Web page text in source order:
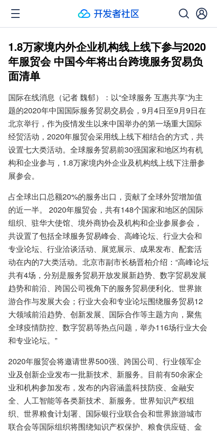
1.8万家境内外企业机构线上线下参与2020
年服贸会 中国今年将出台跨境服务贸易负
面清单
国际在线消息（记者 魏郁）：以“全球服务 互惠共享”为主
题的2020年中国国际服务贸易交易会，9月4日至9月9日在
北京举行，作为疫情发生以来中国举办的第一场重大国际
经贸活动，2020年服贸会采用线上线下相结合的方式，共
设置七大类活动。全球服务贸易前30强国家和地区均有机
构和企业参与，1.8万家境内外企业及机构线上线下注册参
展参会。
占全球出口总额20%的服务出口，贡献了全球外贸增加值
的近一半。 2020年服贸会，共有148个国家和地区的国际
组织、驻华大使馆、境外商协会及机构和企业参展参会，
共设置了包括全球服务贸易峰会、高峰论坛、行业大会和
专业论坛、行业洽谈活动、展览展示、成果发布、配套活
动在内的7大类活动。北京市副市长杨晋柏介绍：“高峰论坛
共有4场，分别是服务贸易开放发展新趋势、数字贸易发展
趋势和前沿、跨国公司视角下的服务贸易便利化、世界旅
游合作与发展大会；行业大会和专业论坛围绕服务贸易12
大领域前沿趋势、创新发展、国际合作等主题方向，聚焦
全球疫情防控、数字贸易等热点问题，举办116场行业大会
和专业论坛。”
2020年服贸会将邀请世界500强、跨国公司、行业领军企
业及创新企业发布一批新技术、新服务。目前有50余家企
业和机构参加发布，发布的内容涵盖科技防疫、金融安
全、人工智能等各类新技术、新服务。世界知识产权组
织、世界粮食计划署、国际银行业联合会和世界旅游城市
联合会等国际组织将围绕知识产权保护、粮食供应链、金